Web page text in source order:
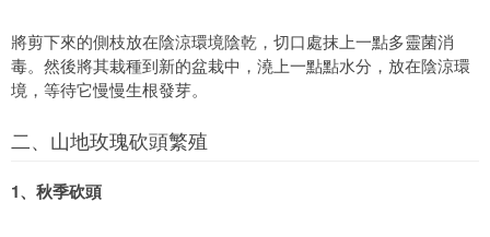
將剪下來的側枝放在陰涼環境陰乾，切口處抹上一點多靈菌消
毒。然後將其栽種到新的盆栽中，澆上一點點水分，放在陰涼環
境，等待它慢慢生根發芽。
二、山地玫瑰砍頭繁殖
1、秋季砍頭